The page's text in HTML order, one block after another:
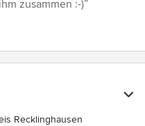
zusammen :-)”
Recklinghausen